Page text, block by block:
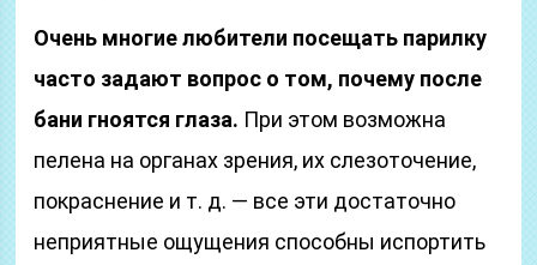
Очень многие любители посещать парилку
часто задают вопрос о том, почему после
бани гноятся глаза. При этом возможна
пелена на органах зрения, их слезоточение,
покраснение и т. д. — все эти достаточно
неприятные ощущения способны испортить